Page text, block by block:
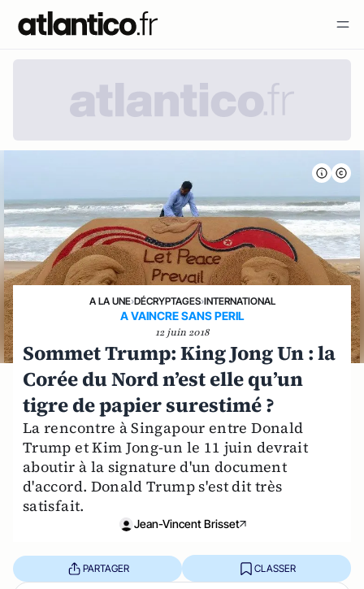
A LA UNE›DÉCRYPTAGES›INTERNATIONAL
A VAINCRE SANS PERIL
12 juin 2018
Sommet Trump: King Jong Un : la
Corée du Nord n’est elle qu’un
tigre de papier surestimé ?
La rencontre à Singapour entre Donald
Trump et Kim Jong-un le 11 juin devrait
aboutir à la signature d'un document
d'accord. Donald Trump s'est dit très
satisfait.
Jean-Vincent Brisset
PARTAGER CLASSER